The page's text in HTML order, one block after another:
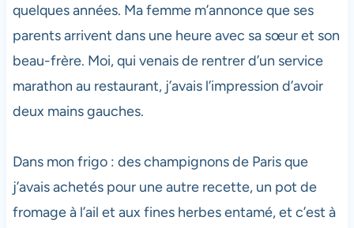
quelques années. Ma femme m’annonce que ses
parents arrivent dans une heure avec sa sœur et son
beau-frère. Moi, qui venais de rentrer d’un service
marathon au restaurant, j’avais l’impression d’avoir
deux mains gauches.
Dans mon frigo : des champignons de Paris que
j’avais achetés pour une autre recette, un pot de
fromage à l’ail et aux fines herbes entamé, et c’est à